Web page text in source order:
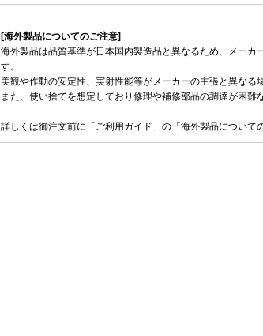
[海外製品についてのご注意]
海外製品は品質基準が日本国内製造品と異なるため、メー
す。
美観や作動の安定性、実射性能等がメーカーの主張と異なる
また、使い捨てを想定しており修理や補修部品の調達が困難
詳しくは御注文前に「ご利用ガイド」の「海外製品について